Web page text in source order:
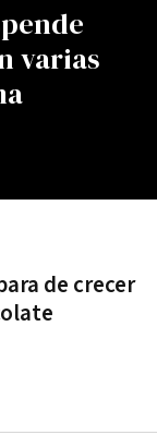
varias
de crecer